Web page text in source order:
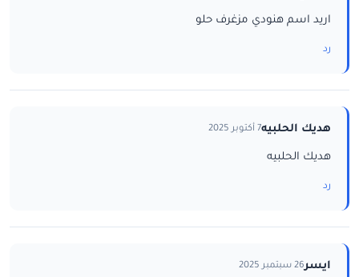
اريد اسم هنودي مزغرف حلو
رد
هديك الحلبيه7 أكتوبر 2025
هديك الحلبيه
رد
ايسر26 سبتمبر 2025